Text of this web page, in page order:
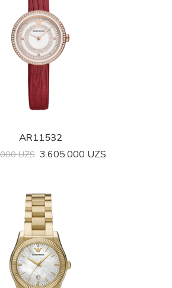
AR11532
UZS 3.605.000 UZS